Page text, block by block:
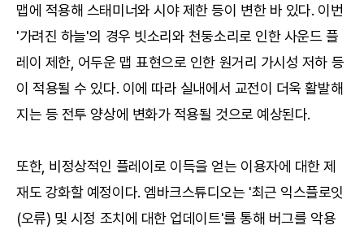
맵에 적용해 스태미너와 시야 제한 등이 변한 바 있다. 이번
'가려진 하늘'의 경우 빗소리와 천둥소리로 인한 사운드 플
레이 제한, 어두운 맵 표현으로 인한 원거리 가시성 저하 등
이 적용될 수 있다. 이에 따라 실내에서 교전이 더욱 활발해
지는 등 전투 양상에 변화가 적용될 것으로 예상된다.
또한, 비정상적인 플레이로 이득을 얻는 이용자에 대한 제
재도 강화할 예정이다. 엠바크스튜디오는 '최근 익스플로잇
(오류) 및 시정 조치에 대한 업데이트'를 통해 버그를 악용